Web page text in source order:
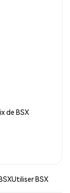
de BSX
Utiliser BSX